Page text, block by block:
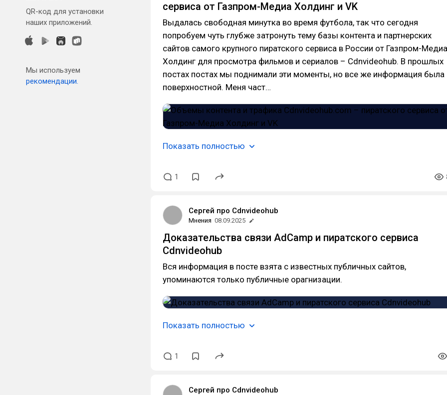
QR-код для установки
наших приложений.
Мы используем
рекомендации.
сервиса от Газпром-Медиа Холдинг и VK
Выдалась свободная минутка во время футбола, так что сегодня
попробуем чуть глубже затронуть тему базы контента и партнерских
сайтов самого крупного пиратского сервиса в России от Газпром-Медиа
Холдинг для просмотра фильмов и сериалов – Cdnvideohub. В прошлых
постах постах мы поднимали эти моменты, но все же информация была
поверхностной. Меня част…
Показать полностью
1
Сергей про Cdnvideohub
Мнения 08.09.2025
Доказательства связи AdCamp и пиратского сервиса
Cdnvideohub
Вся информация в посте взята с известных публичных сайтов,
упоминаются только публичные орагнизации.
Показать полностью
1
Сергей про Cdnvideohub